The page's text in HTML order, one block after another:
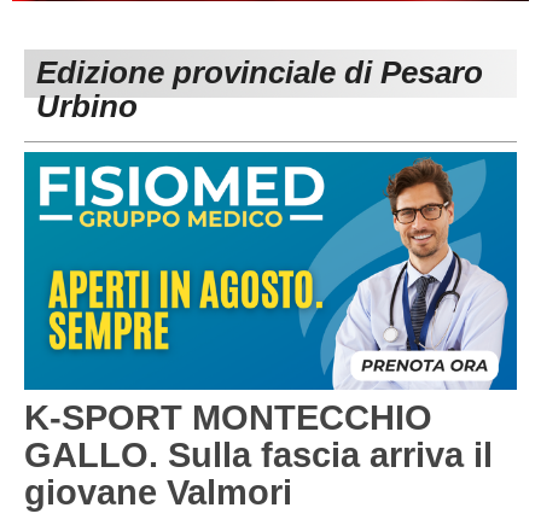
Carica la tua Rosa
1^ CATEGORIA
3^ CATEGORIA
GIOVANILI
Edizione provinciale di Pesaro
Urbino
K-SPORT MONTECCHIO
GALLO. Sulla fascia arriva il
giovane Valmori